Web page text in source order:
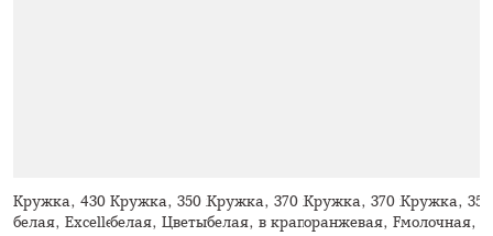
Кружка, 430 мл, 2 шт, фарфор F,
белая, Excellence
Кружка, 350 мл, 2 шт, фарфор P,
белая, Цветы и листья, Florance
Кружка, 370 мл, 2 шт, керамика,
белая, в крапинку, Scanno
Кружка, 370 мл, фарфор
оранжевая, Fall stories,
Кружка,
молочная,